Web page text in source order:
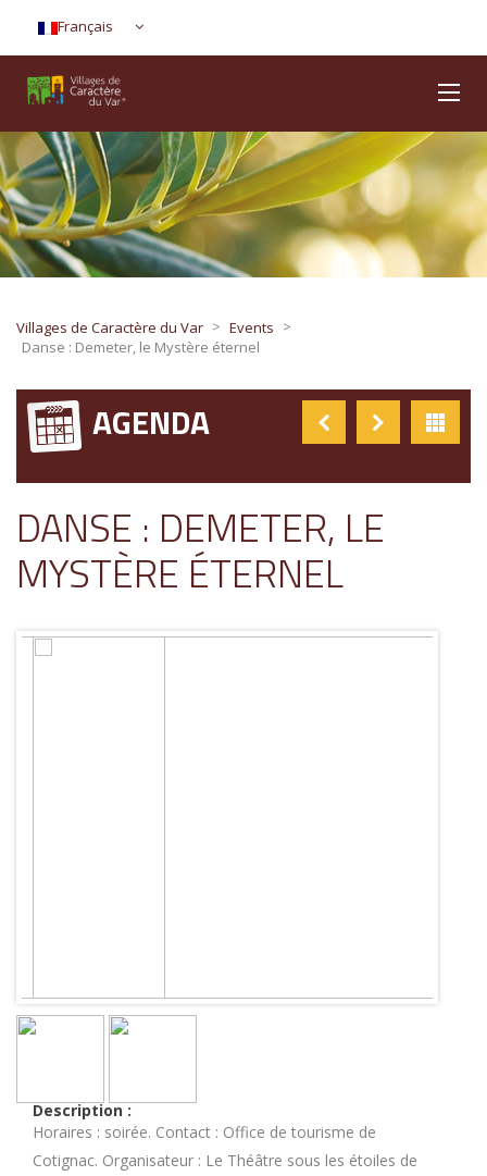
Français
Villages de Caractère du Var > Events >
Danse : Demeter, le Mystère éternel
AGENDA
DANSE : DEMETER, LE
MYSTÈRE ÉTERNEL
Description :
Horaires : soirée. Contact : Office de tourisme de
Cotignac. Organisateur : Le Théâtre sous les étoiles de